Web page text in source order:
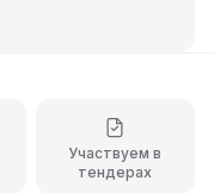
Участвуем в
тендерах